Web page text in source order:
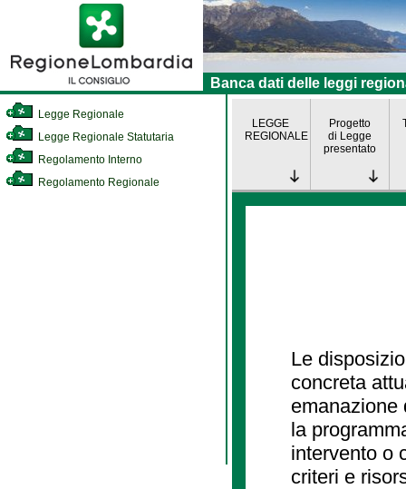
Banca dati delle leggi
Legge Regionale
Legge Regionale Statutaria
Regolamento Interno
Regolamento Regionale
LEGGE
REGIONALE
Progetto
di Legge
presentato
Le
concreta
emanazione
la
intervento o
criteri e